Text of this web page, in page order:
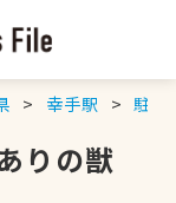
幸手駅 駐車
りの獣